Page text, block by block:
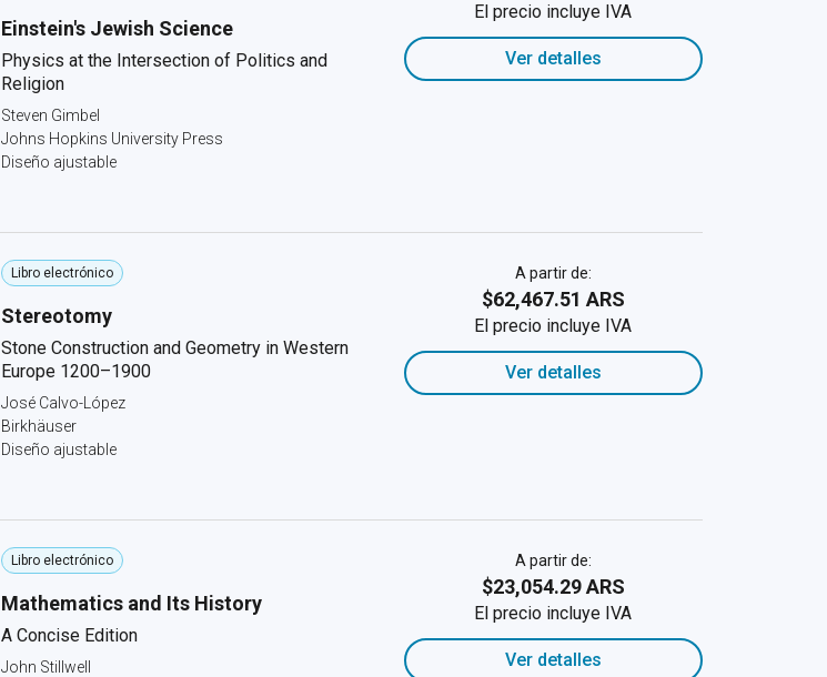
Einstein's Jewish Science
Physics at the Intersection of Politics and
Religion
Steven Gimbel
Johns Hopkins University Press
Diseño ajustable
El precio incluye IVA
Ver detalles
Libro electrónico
Stereotomy
Stone Construction and Geometry in Western
Europe 1200–1900
José Calvo-López
Birkhäuser
Diseño ajustable
A partir de:
$62,467.51 ARS
El precio incluye IVA
Ver detalles
Libro electrónico
Mathematics and Its History
A Concise Edition
John Stillwell
A partir de:
$23,054.29 ARS
El precio incluye IVA
Ver detalles